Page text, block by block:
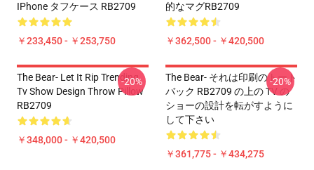
IPhone タフケース RB2709
￥233,450 - ￥253,750
的なマグRB2709
￥362,500 - ￥420,500
The Bear- Let It Rip Trending
Tv Show Design Throw Pillow
RB2709
￥348,000 - ￥420,500
-20%
The Bear- それは印刷のトート
バック RB2709 の上の TV の
ショーの設計を転がすように
して下さい
￥361,775 - ￥434,275
-20%